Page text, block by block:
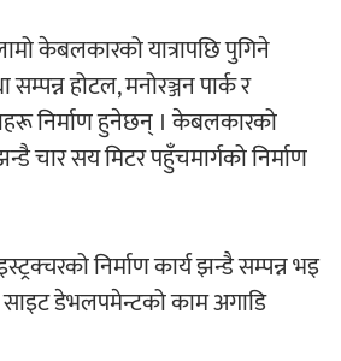
अफिस’ को परिचर्चा सम्पन्न
केबलकारको यात्रापछि पुगिने
होटल, मनोरञ्जन पार्क र
निर्माण हुनेछन् । केबलकारको
चार सय मिटर पहुँचमार्गको निर्माण
निर्माण कार्य झन्डै सम्पन्न भइ
साइट डेभलपमेन्टको काम अगाडि